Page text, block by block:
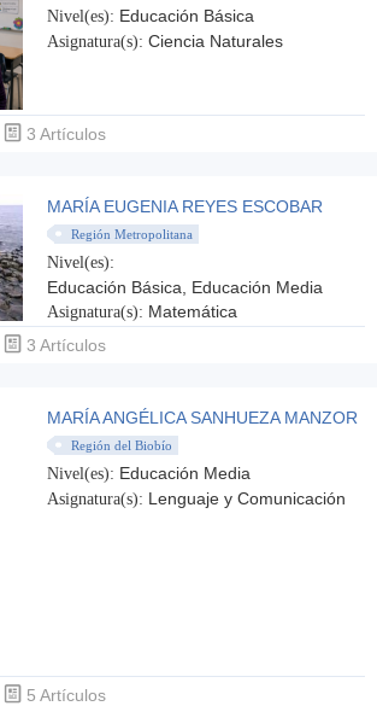
Nivel(es): Educación Básica
Asignatura(s): Ciencia Naturales
3 Artículos
MARÍA EUGENIA REYES ESCOBAR
Región Metropolitana
Nivel(es):
Educación Básica, Educación Media
Asignatura(s): Matemática
3 Artículos
MARÍA ANGÉLICA SANHUEZA MANZOR
Región del Biobío
Nivel(es): Educación Media
Asignatura(s): Lenguaje y Comunicación
5 Artículos